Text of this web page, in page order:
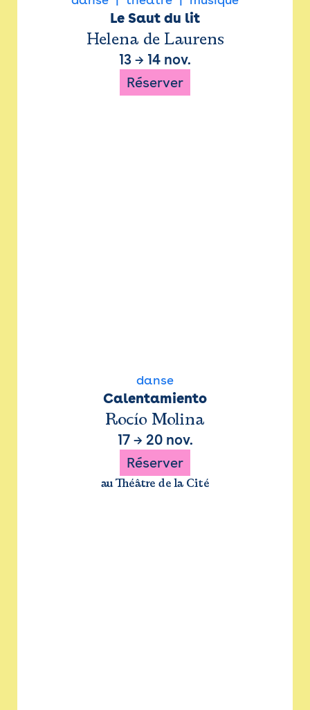
Le Saut du lit
Helena de Laurens
13 → 14 nov.
Réserver
danse
Calentamiento
Rocío Molina
17→ 20 nov.
Réserver
au Théâtre de la Cité